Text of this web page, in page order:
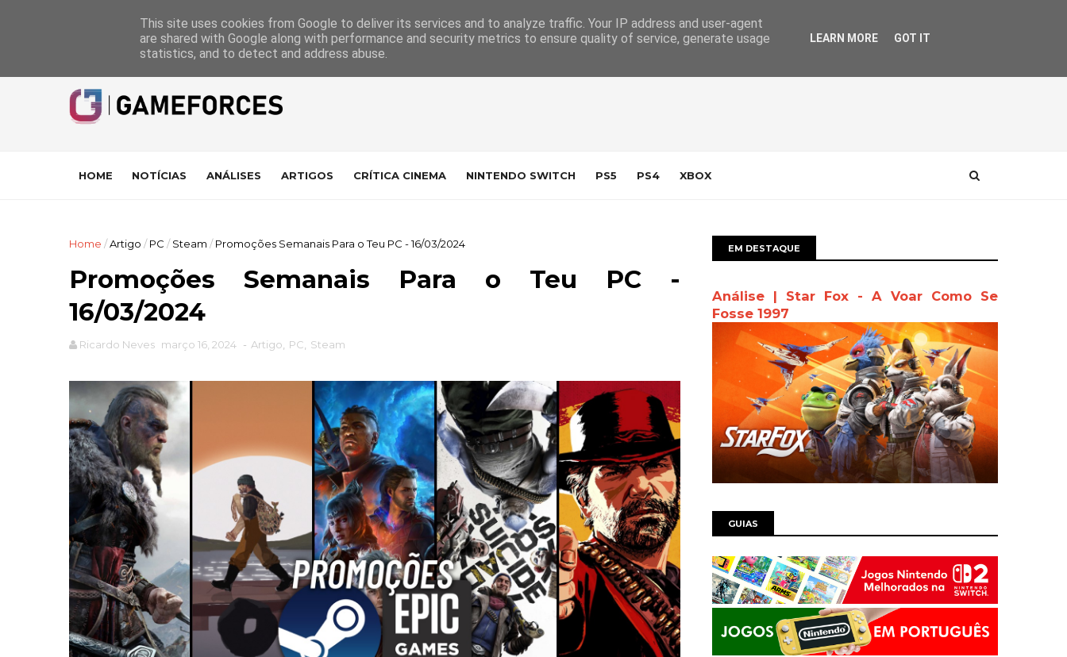
A equipa Pontuações das Análises Suporte da Indústria Contacto
HOME NOTÍCIAS ANÁLISES ARTIGOS CRÍTICA CINEMA NINTENDO SWITCH PS5 PS4 XBOX
Home /Artigo / PC / Steam / Promoções Semanais Para o Teu PC - 16/03/2024
Promoções Semanais Para o Teu PC -
16/03/2024
Ricardo Neves março 16, 2024 - Artigo PC Steam
EM DESTAQUE
Análise | Star Fox - A Voar Como Se
Fosse 1997
GUIAS
This site uses cookies from Google to deliver its services and to analyze traffic. Your IP address and user-agent
are shared with Google along with performance and security metrics to ensure quality of service, generate usage
statistics, and to detect and address abuse.
LEARN MORE GOT IT